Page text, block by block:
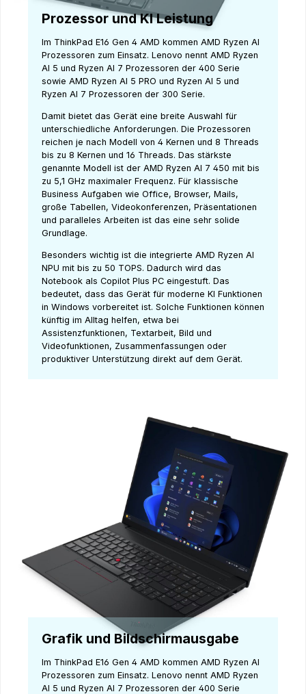
Prozessor und KI Leistung
Im ThinkPad E16 Gen 4 AMD kommen AMD Ryzen AI
Prozessoren zum Einsatz. Lenovo nennt AMD Ryzen
AI 5 und Ryzen AI 7 Prozessoren der 400 Serie
sowie AMD Ryzen AI 5 PRO und Ryzen AI 5 und
Ryzen AI 7 Prozessoren der 300 Serie.
Damit bietet das Gerät eine breite Auswahl für
unterschiedliche Anforderungen. Die Prozessoren
reichen je nach Modell von 4 Kernen und 8 Threads
bis zu 8 Kernen und 16 Threads. Das stärkste
genannte Modell ist der AMD Ryzen AI 7 450 mit bis
zu 5,1 GHz maximaler Frequenz. Für klassische
Business Aufgaben wie Office, Browser, Mails,
große Tabellen, Videokonferenzen, Präsentationen
und paralleles Arbeiten ist das eine sehr solide
Grundlage.
Besonders wichtig ist die integrierte AMD Ryzen AI
NPU mit bis zu 50 TOPS. Dadurch wird das
Notebook als Copilot Plus PC eingestuft. Das
bedeutet, dass das Gerät für moderne KI Funktionen
in Windows vorbereitet ist. Solche Funktionen können
künftig im Alltag helfen, etwa bei
Assistenzfunktionen, Textarbeit, Bild und
Videofunktionen, Zusammenfassungen oder
produktiver Unterstützung direkt auf dem Gerät.
Grafik und Bildschirmausgabe
Im ThinkPad E16 Gen 4 AMD kommen AMD Ryzen AI
Prozessoren zum Einsatz. Lenovo nennt AMD Ryzen
AI 5 und Ryzen AI 7 Prozessoren der 400 Serie